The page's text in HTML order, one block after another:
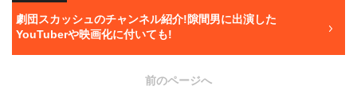
劇団スカッシュのチャンネル紹介!隙間男に出演した
YouTuberや映画化に付いても!
前のページへ